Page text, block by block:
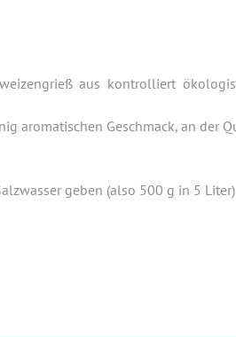
kontrolliert ökologischem
Geschmack, an der
geben (also 500 g in 5 Liter)